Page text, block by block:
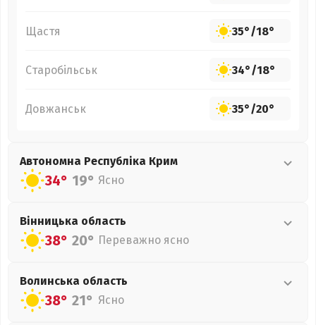
Щастя 35°/18°
Старобільськ 34°/18°
Довжанськ 35°/20°
Автономна Республіка Крим
34° 19° Ясно
Вінницька область
38° 20° Переважно ясно
Волинська область
38° 21° Ясно